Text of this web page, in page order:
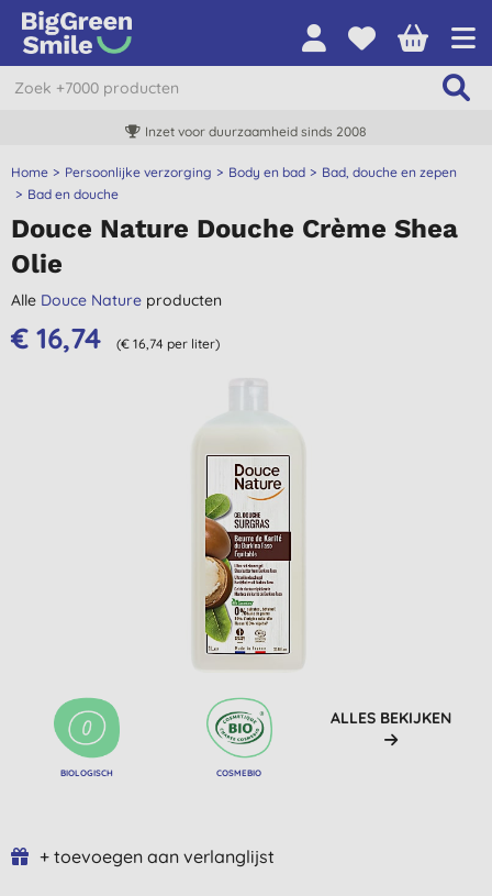
Inzet voor duurzaamheid sinds 2008
Home Persoonlijke verzorging Body en bad
Bad, douche en zepen
Bad en douche
Douce Nature Douche Crème Shea
Olie
Alle Douce Nature producten
€ 16,74 (€ 16,74 per liter)
BIOLOGISCH COSMEBIO
ALLES BEKIJKEN
+ toevoegen aan verlanglijst